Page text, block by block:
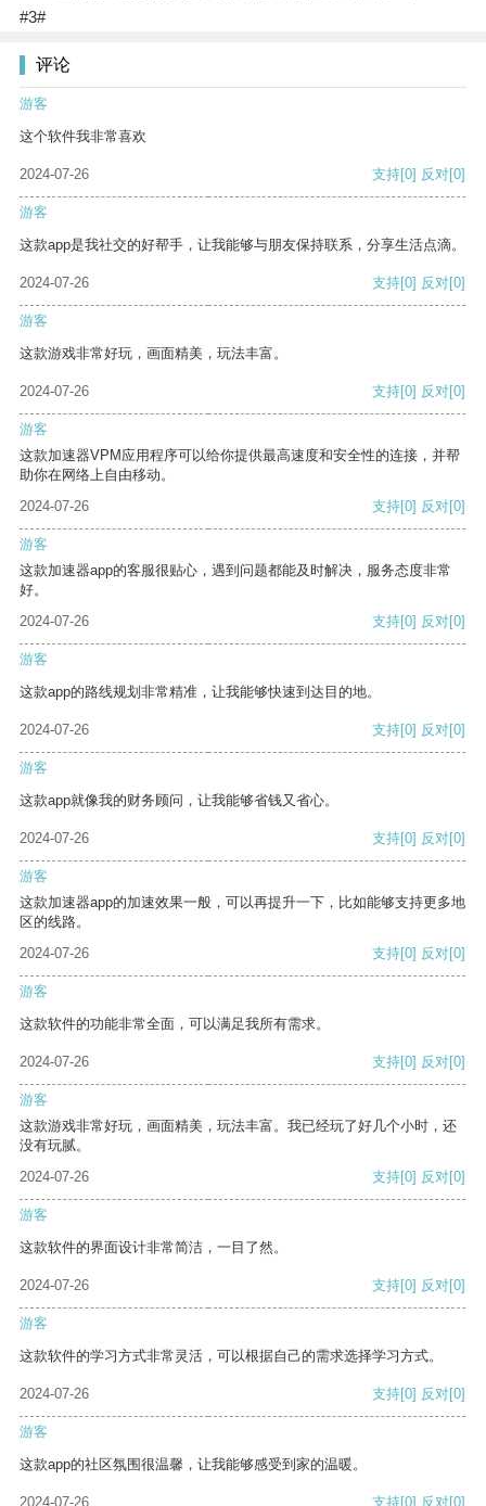
#3#
评论
游客
这个软件我非常喜欢
2024-07-26 支持[0] 反对[0]
游客
这款app是我社交的好帮手，让我能够与朋友保持联系，分享生活点滴。
2024-07-26 支持[0] 反对[0]
游客
这款游戏非常好玩，画面精美，玩法丰富。
2024-07-26 支持[0] 反对[0]
游客
这款加速器VPM应用程序可以给你提供最高速度和安全性的连接，并帮
助你在网络上自由移动。
2024-07-26
支持[0] 反对[0]
游客
这款加速器app的客服很贴心，遇到问题都能及时解决，服务态度非常
好。
2024-07-26
支持[0] 反对[0]
游客
这款app的路线规划非常精准，让我能够快速到达目的地。
2024-07-26 支持[0] 反对[0]
游客
这款app就像我的财务顾问，让我能够省钱又省心。
2024-07-26 支持[0] 反对[0]
游客
这款加速器app的加速效果一般，可以再提升一下，比如能够支持更多地
区的线路。
2024-07-26
支持[0] 反对[0]
游客
这款软件的功能非常全面，可以满足我所有需求。
2024-07-26 支持[0] 反对[0]
游客
这款游戏非常好玩，画面精美，玩法丰富。我已经玩了好几个小时，还
没有玩腻。
2024-07-26
支持[0] 反对[0]
游客
这款软件的界面设计非常简洁，一目了然。
2024-07-26 支持[0] 反对[0]
游客
这款软件的学习方式非常灵活，可以根据自己的需求选择学习方式。
2024-07-26 支持[0] 反对[0]
游客
这款app的社区氛围很温馨，让我能够感受到家的温暖。
2024-07-26 支持[0] 反对[0]